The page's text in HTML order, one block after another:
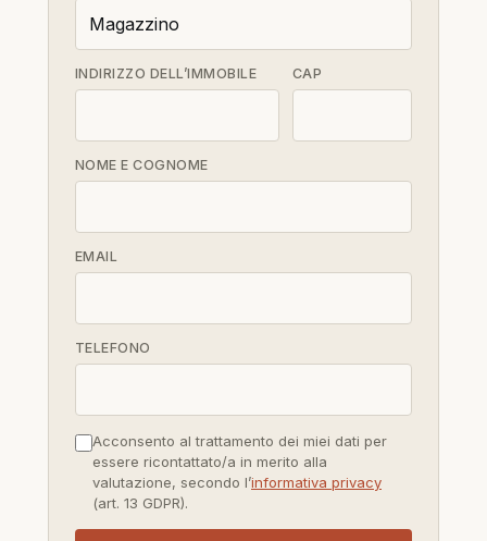
INDIRIZZO DELL’IMMOBILE CAP
NOME E COGNOME
EMAIL
TELEFONO
Acconsento al trattamento dei miei dati per
essere ricontattato/a in merito alla
valutazione, secondo l’informativa privacy
(art. 13 GDPR).